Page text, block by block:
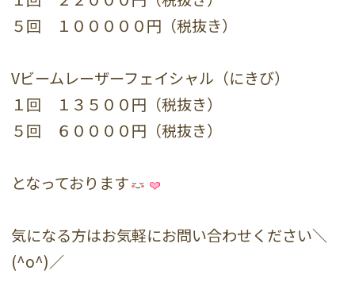
５回 １０００００円（税抜き）
Vビームレーザーフェイシャル（にきび）
１回 １３５００円（税抜き）
５回 ６００００円（税抜き）
となっております
気になる方はお気軽にお問い合わせください＼
(^o^)／